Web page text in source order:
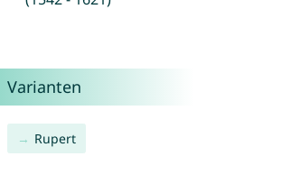
Varianten
Rupert